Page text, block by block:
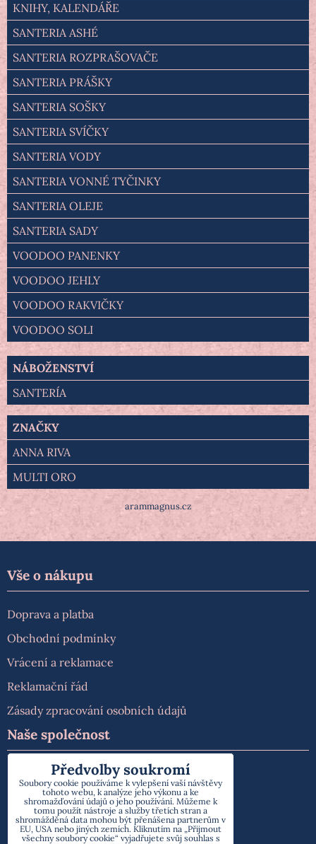
KNIHY, KALENDÁŘE
SANTERIA ASHÉ
SANTERIA ROZPRAŠOVAČE
SANTERIA PRÁŠKY
SANTERIA SOŠKY
SANTERIA SVÍČKY
SANTERIA VODY
SANTERIA VONNÉ TYČINKY
SANTERIA OLEJE
SANTERIA SADY
VOODOO PANENKY
VOODOO JEHLY
VOODOO RAKVIČKY
VOODOO SOLI
NÁBOŽENSTVÍ
SANTERÍA
ZNAČKY
ANNA RIVA
MULTI ORO
arammagnus.cz
Vše o nákupu
Doprava a platba
Obchodní podmínky
Vrácení a reklamace
Reklamační řád
Zásady zpracování osobních údajů
Naše společnost
Kontakt
Předvolby soukromí
Soubory cookie používáme k vylepšení vaší návštěvy
tohoto webu, k analýze jeho výkonu a ke
shromažďování údajů o jeho používání. Můžeme k
tomu použít nástroje a služby třetích stran a
shromážděná data mohou být přenášena partnerům v
EU, USA nebo jiných zemích. Kliknutím na „Přijmout
všechny soubory cookie“ vyjadřujete svůj souhlas s